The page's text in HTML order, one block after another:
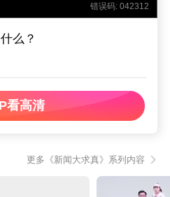
错误码: 042312
么？
看高清
更多《新闻大求真》系列内容